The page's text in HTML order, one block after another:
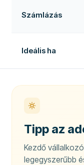
Számlázás
Ideális ha
Tipp az
Kezdő
legegyszerűbb